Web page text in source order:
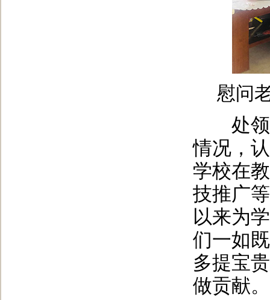
慰问
处领
情况，
学校在
技推广
以来为
们一如
多提宝
做贡献。